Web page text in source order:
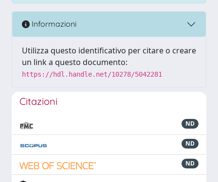
Informazioni
Utilizza questo identificativo per citare o creare
un link a questo documento:
https://hdl.handle.net/10278/5042281
Citazioni
ND
ND
ND